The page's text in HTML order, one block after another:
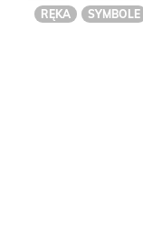
RĘKA
SYMBOLE